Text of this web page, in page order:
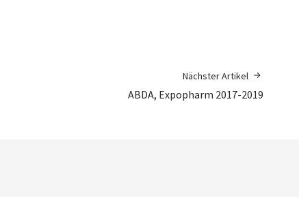
Nächster Artikel
ABDA, Expopharm 2017-2019